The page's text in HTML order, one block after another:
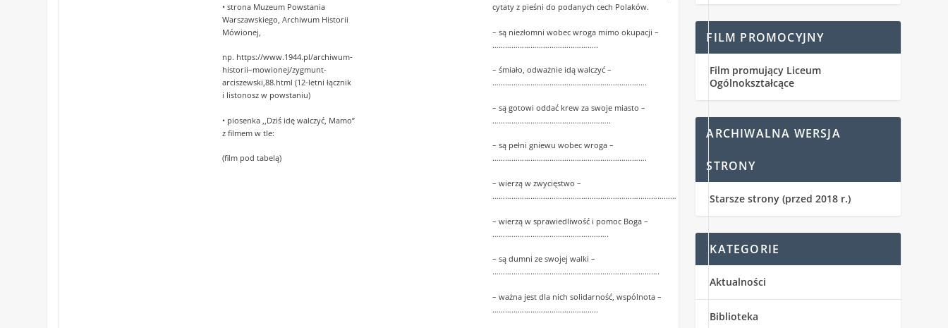
• strona Muzeum Powstania
Warszawskiego, Archiwum Historii
Mówionej,
np. https://www.1944.pl/archiwum-
historii–mowionej/zygmunt-
arciszewski,88.html (12-letni łącznik
i listonosz w powstaniu)
• piosenka ,,Dziś idę walczyć, Mamo”
z filmem w tle:
(film pod tabelą)
cytaty z pieśni do podanych cech Polaków.
– są niezłomni wobec wroga mimo okupacji –
…………………………………………..
– śmiało, odważnie idą walczyć –
……………………………………………………………….
– są gotowi oddać krew za swoje miasto –
………………………………………………..
– są pełni gniewu wobec wroga –
……………………………………………………………….
– wierzą w zwycięstwo –
……………………………………………………………………………
– wierzą w sprawiedliwość i pomoc Boga –
……………………………………………….
– są dumni ze swojej walki –
…………………………………………………………………….
– ważna jest dla nich solidarność, wspólnota –
…………………………………………..
FILM PROMOCYJNY
Film promujący Liceum
Ogólnokształcące
ARCHIWALNA WERSJA
STRONY
Starsze strony (przed 2018 r.)
KATEGORIE
Aktualności
Biblioteka